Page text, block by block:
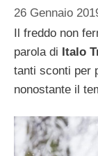
26 Gennaio
Il freddo non
parola di Italo
tanti sconti per
nonostante il